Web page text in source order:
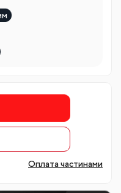
Оплата частинами